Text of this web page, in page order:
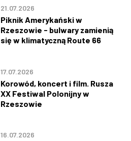
21.07.2026
Piknik Amerykański w
Rzeszowie - bulwary zamienią
się w klimatyczną Route 66
17.07.2026
Korowód, koncert i film. Rusza
XX Festiwal Polonijny w
Rzeszowie
16.07.2026